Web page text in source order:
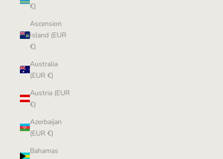
€)
Ascension
Island (EUR
€)
Australia
(EUR €)
Austria (EUR
€)
Azerbaijan
(EUR €)
Bahamas